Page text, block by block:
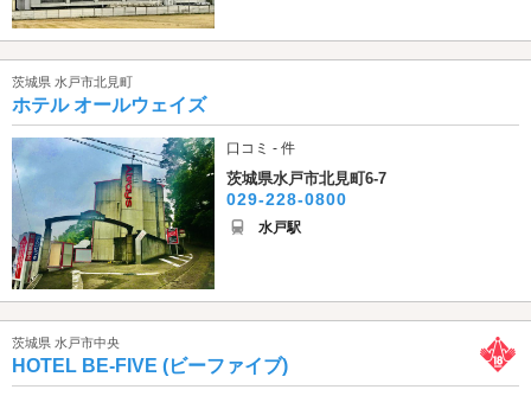
茨城県 水戸市北見町
ホテル オールウェイズ
口コミ - 件
茨城県水戸市北見町6-7
029-228-0800
水戸駅
茨城県 水戸市中央
HOTEL BE-FIVE (ビーファイブ)